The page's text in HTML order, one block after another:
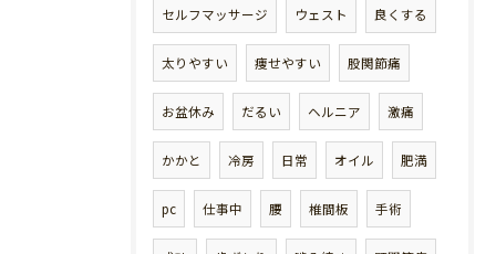
セルフマッサージ ウェスト 良くする
太りやすい 痩せやすい 股関節痛
お盆休み だるい ヘルニア 激痛
かかと 冷房 日常 オイル 肥満
pc 仕事中 腰 椎間板 手術